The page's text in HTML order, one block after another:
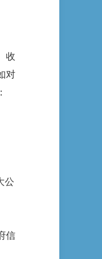
收
对
公
信